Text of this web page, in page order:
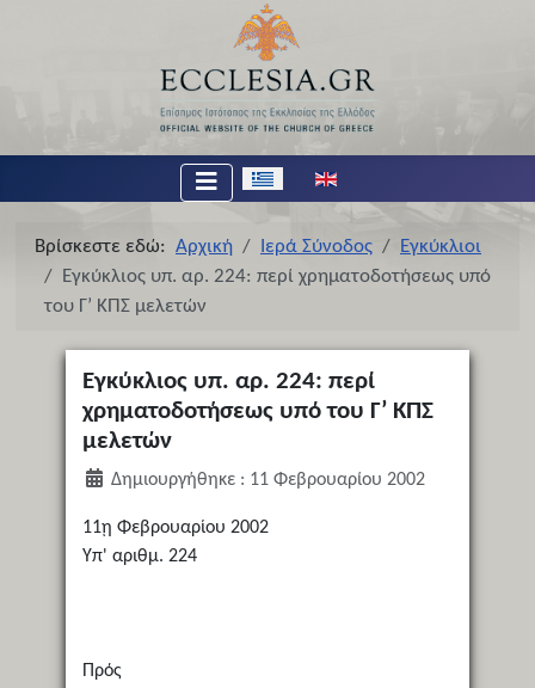
Επιλέξτε τη γλώσσα σας
Βρίσκεστε εδώ: Αρχική Ιερά Σύνοδος
Εγκύκλιοι
Εγκύκλιος υπ. αρ. 224: περί χρηματοδοτήσεως υπό
του Γ’ ΚΠΣ μελετών
Εγκύκλιος υπ. αρ. 224: περί
χρηματοδοτήσεως υπό του Γ’ ΚΠΣ
μελετών
Δημιουργήθηκε : 11 Φεβρουαρίου 2002
11ῃ Φεβρουαρίου 2002
Υπ' αριθμ. 224
Πρός